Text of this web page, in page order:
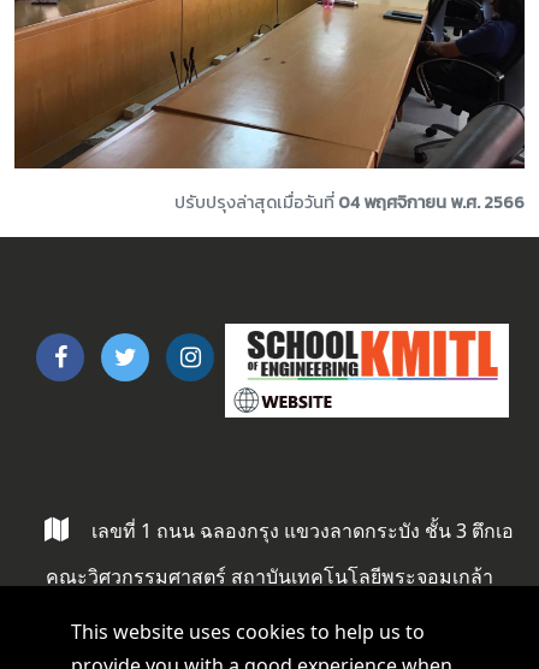
ปรับปรุงล่าสุดเมื่อวันที่04 พฤศจิกายน พ.ศ. 2566
This website uses cookies to help us to
เลขที่ 1 ถนน ฉลองกรุง แขวงลาดกระบัง ชั้น 3 ตึกเอ
คณะวิศวกรรมศาสตร์ สถาบันเทคโนโลยีพระจอมเกล้า